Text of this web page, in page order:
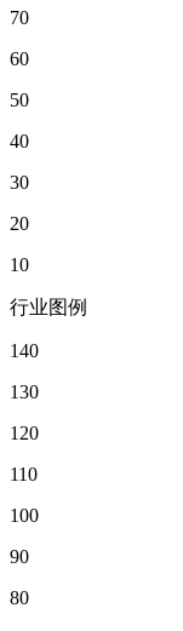
70
60
50
40
30
20
10
行业图例
140
130
120
110
100
90
80